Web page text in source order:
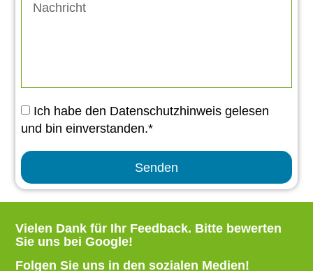
Ich habe den Datenschutzhinweis gelesen
und bin einverstanden.*
Senden
Vielen Dank für Ihr Feedback. Bitte bewerten
Sie uns bei Google!
Folgen Sie uns in den sozialen Medien!